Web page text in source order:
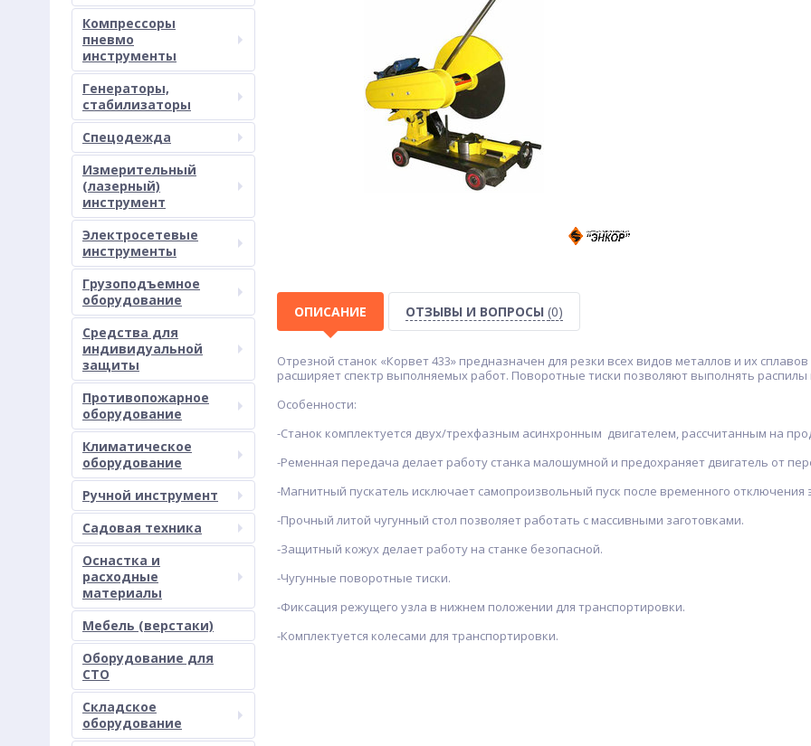
Компрессоры
пневмо
инструменты
Генераторы,
стабилизаторы
Спецодежда
Измерительный
(лазерный)
инструмент
Электросетевые
инструменты
Грузоподъемное
оборудование
Средства для
индивидуальной
защиты
Противопожарное
оборудование
Климатическое
оборудование
Ручной инструмент
Садовая техника
Оснастка и
расходные
материалы
Мебель (верстаки)
Оборудование для
СТО
Складское
оборудование
ОПИСАНИЕ ОТЗЫВЫ И ВОПРОСЫ (0)
Отрезной станок «Корвет 433» предназначен для резки всех видов металлов и их
расширяет спектр выполняемых работ. Поворотные тиски позволяют выполнять
Особенности:
-Станок комплектуется двух/трехфазным асинхронным двигателем, рассчитанным на
-Ременная передача делает работу станка малошумной и предохраняет двигатель от
-Магнитный пускатель исключает самопроизвольный пуск после временного отключения
-Прочный литой чугунный стол позволяет работать с массивными заготовками.
-Защитный кожух делает работу на станке безопасной.
-Чугунные поворотные тиски.
-Фиксация режущего узла в нижнем положении для транспортировки.
-Комплектуется колесами для транспортировки.